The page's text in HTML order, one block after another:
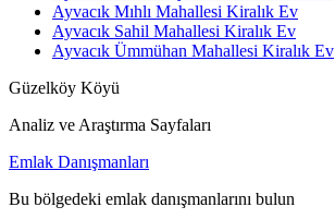
Ayvacık Mıhlı Mahallesi Kiralık Ev
Ayvacık Sahil Mahallesi Kiralık Ev
Ayvacık Ümmühan Mahallesi Kiralık Ev
Güzelköy Köyü
Analiz ve Araştırma Sayfaları
Emlak Danışmanları
Bu bölgedeki emlak danışmanlarını bulun